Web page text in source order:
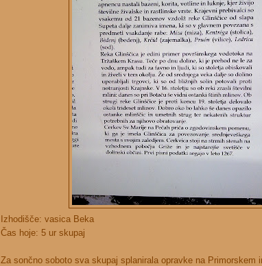
Izhodišče: vasica Beka
Čas hoje: 5 ur skupaj
Za sončno soboto sva skupaj splanirala opravke na Primorskem